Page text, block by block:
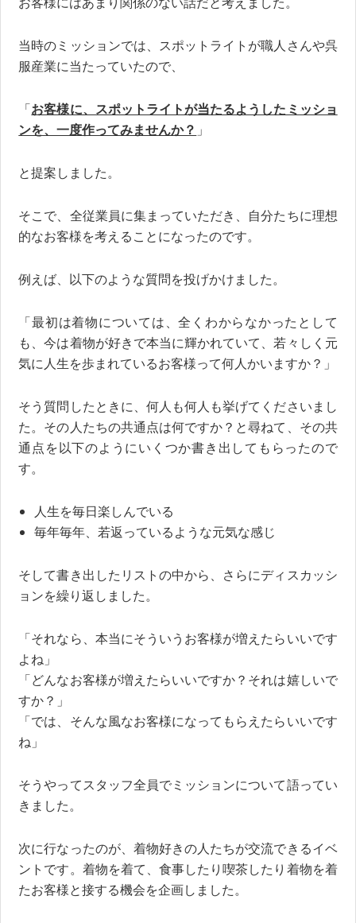
当時のミッションでは、スポットライトが職人さんや呉
服産業に当たっていたので、
「お客様に、スポットライトが当たるようしたミッショ
ンを、一度作ってみませんか？ 」
と提案しました。
そこで、全従業員に集まっていただき、自分たちに理想
的なお客様を考えることになったのです。
例えば、以下のような質問を投げかけました。
「最初は着物については、全くわからなかったとして
も、今は着物が好きで本当に輝かれていて、若々しく元
気に人生を歩まれているお客様って何人かいますか？」
そう質問したときに、何人も何人も挙げてくださいまし
た。その人たちの共通点は何ですか？と尋ねて、その共
通点を以下のようにいくつか書き出してもらったので
す。
人生を毎日楽しんでいる
毎年毎年、若返っているような元気な感じ
そして書き出したリストの中から、さらにディスカッシ
ョンを繰り返しました。
「それなら、本当にそういうお客様が増えたらいいです
よね」
「どんなお客様が増えたらいいですか？それは嬉しいで
すか？」
「では、そんな風なお客様になってもらえたらいいです
ね」
そうやってスタッフ全員でミッションについて語ってい
きました。
次に行なったのが、着物好きの人たちが交流できるイベ
ントです。着物を着て、食事したり喫茶したり着物を着
たお客様と接する機会を企画しました。